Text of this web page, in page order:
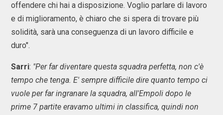
offendere chi hai a disposizione. Voglio parlare di lavoro
e di miglioramento, è chiaro che si spera di trovare più
solidità, sarà una conseguenza di un lavoro difficile e
duro".
Sarri: "Per far diventare questa squadra perfetta, non c'è
tempo che tenga. E' sempre difficile dire quanto tempo ci
vuole per far ingranare la squadra, all'Empoli dopo le
prime 7 partite eravamo ultimi in classifica, quindi non